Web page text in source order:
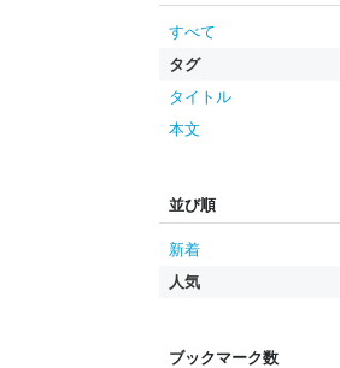
すべて
タグ
タイトル
本文
並び順
新着
人気
ブックマーク数